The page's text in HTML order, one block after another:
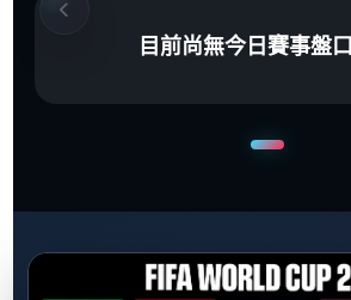
目前尚無今日賽事盤